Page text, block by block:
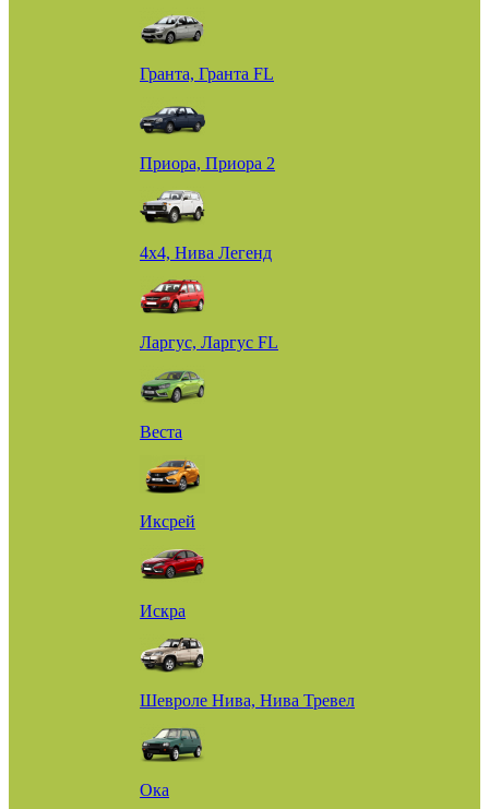
Гранта, Гранта FL
Приора, Приора 2
4х4, Нива Легенд
Ларгус, Ларгус FL
Веста
Иксрей
Искра
Шевроле Нива, Нива Тревел
Ока